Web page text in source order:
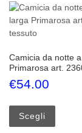
Camicia da notte
Primarosa art.
€54.00
Scegli